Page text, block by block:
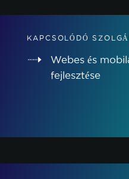
KAPCSOLÓDÓ
Webes és
fejlesztése